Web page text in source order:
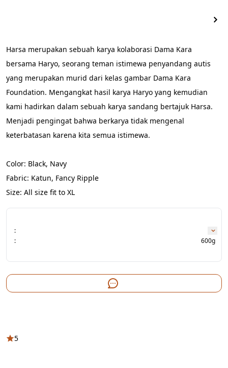
Harsa merupakan sebuah karya kolaborasi Dama Kara
bersama Haryo, seorang teman istimewa penyandang autis
yang merupakan murid dari kelas gambar Dama Kara
Foundation. Mengangkat hasil karya Haryo yang kemudian
kami hadirkan dalam sebuah karya sandang bertajuk Harsa.
Menjadi pengingat bahwa berkarya tidak mengenal
keterbatasan karena kita semua istimewa.
Color: Black, Navy
Fabric: Katun, Fancy Ripple
Size: All size fit to XL
:
:
600g
5